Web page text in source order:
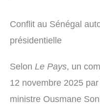
Conflit au Sénégal
présidentielle
Selon Le Pays, un
12 novembre 2025
ministre Ousmane